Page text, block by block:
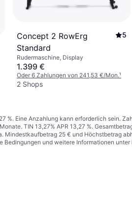
Concept 2 RowErg
Standard
5
Rudermaschine, Display
1.399 €
Oder 6 Zahlungen von 241,53 €/Mon.¹
2 Shops
%. Eine Anzahlung kann erforderlich sein.
TIN 13,27% APR 13,27 %.
Mindestkaufbetrag 25 € und Höchstbetrag
Bedingungen und weitere Informationen unter